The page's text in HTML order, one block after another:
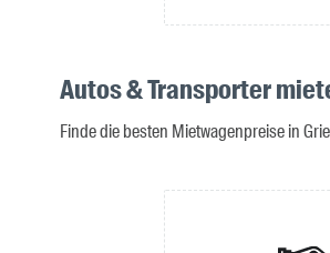
Autos & Transporter
Finde die besten Mietwagenpreise in